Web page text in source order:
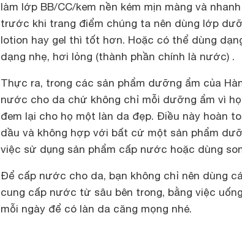
làm lớp BB/CC/kem nền kém mịn màng và
trước khi trang điểm chúng ta nên dùng lớp
lotion hay gel thì tốt hơn. Hoặc có thể dùng
dạng nhẹ, hơi lỏng (thành phần chính là nước) .
Thực ra, trong các sản phẩm dưỡng ẩm của
nước cho da chứ không chỉ mỗi dưỡng ẩm vì
đem lại cho họ một làn da đẹp. Điều này hoàn
dầu và không hợp với bất cứ một sản phẩm
việc sử dụng sản phẩm cấp nước hoặc dùng
Để cấp nước cho da, bạn không chỉ nên dùng
cung cấp nước từ sâu bên trong, bằng việc
mỗi ngày để có làn da căng mọng nhé.